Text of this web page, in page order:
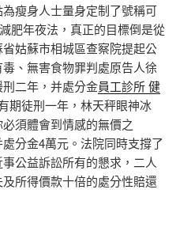
瘦身人士量身定制了號稱可
肥年夜法，真正的目標倒是從
姑蘇市相城區查察院提起公
、無害食物罪判處原告人徐
二年，并處分金員工診所 健
期徒刑一年，林天秤眼神冰
須體會到情感的無價之
分金4萬元。法院同時支撐了
公益訴訟所有的懇求，二人
所得價款十倍的處分性賠還